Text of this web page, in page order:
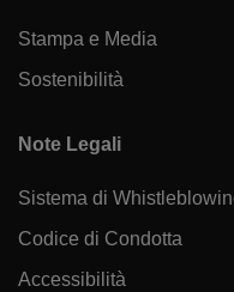
Stampa e Media
Sostenibilità
Note Legali
Sistema di
Codice di Condotta
Accessibilità